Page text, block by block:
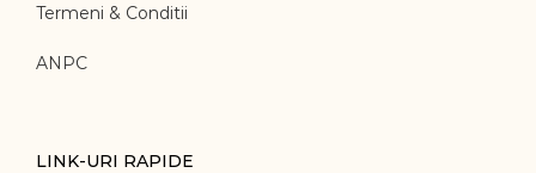
Termeni & Conditii
ANPC
LINK-URI RAPIDE